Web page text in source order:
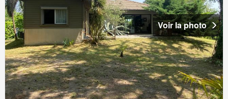
Voir la photo